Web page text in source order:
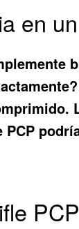
en
PCP